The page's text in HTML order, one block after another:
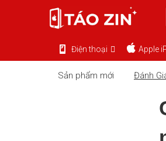
Điện thoại Apple
Sản phẩm mới Đánh